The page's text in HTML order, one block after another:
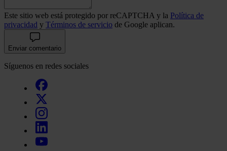
Este sitio web está protegido por reCAPTCHA y la Política de
privacidad y Términos de servicio de Google aplican.
Enviar comentario
Síguenos en redes sociales